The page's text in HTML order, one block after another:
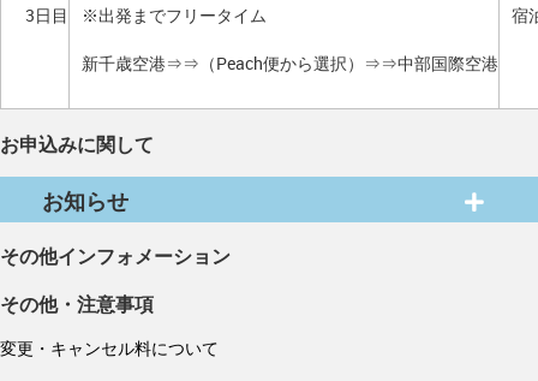
3日目 ※出発までフリータイム
新千歳空港⇒⇒（Peach便から選択）⇒⇒中部国際空港
宿
お申込みに関して
お知らせ
その他インフォメーション
その他・注意事項
変更・キャンセル料について